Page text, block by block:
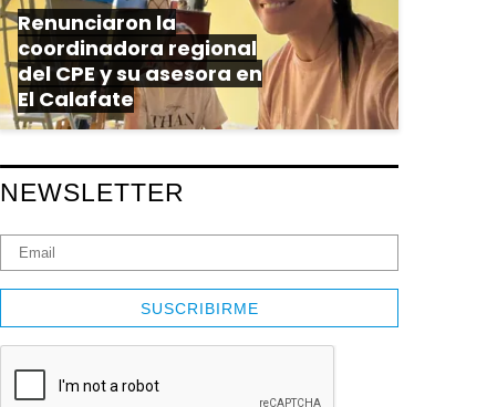
Renunciaron la
coordinadora regional
del CPE y su asesora en
El Calafate
NEWSLETTER
SUSCRIBIRME